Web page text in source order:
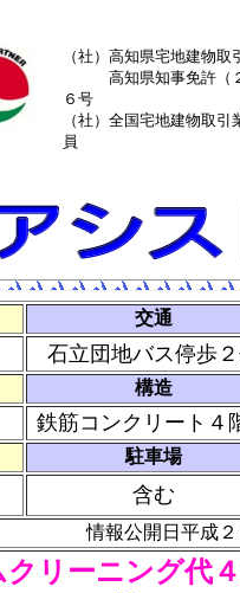
（社）高知県宅地建物取
高知県知事免許（２
６号
（社）全国宅地建物取引
員
交通
石立団地バス停歩
構造
鉄筋コンクリート４
駐車場
含む
情報公開日平成
リーニング代